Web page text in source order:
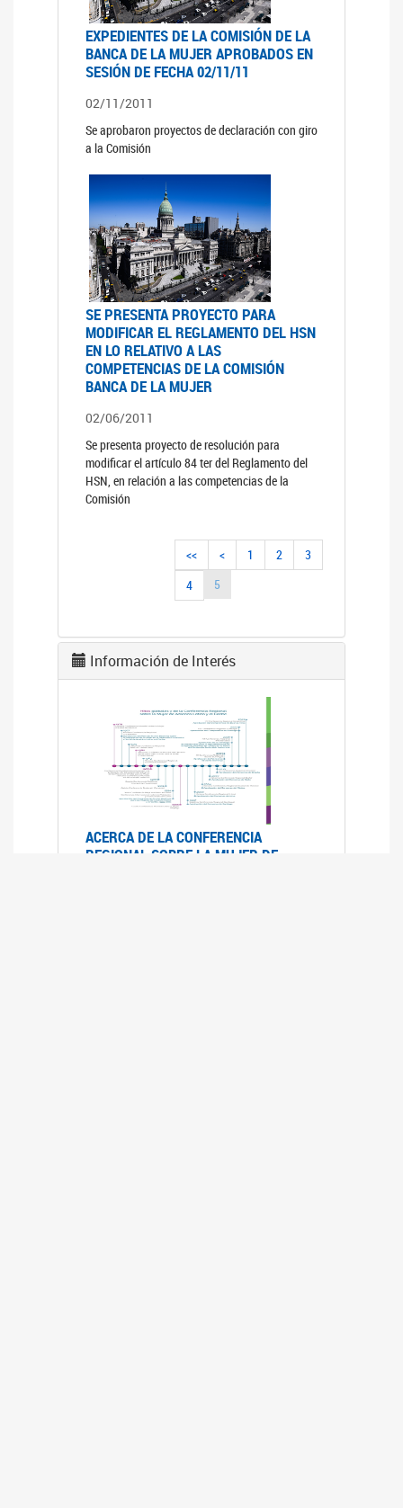
EXPEDIENTES DE LA COMISIÓN DE LA
BANCA DE LA MUJER APROBADOS EN
SESIÓN DE FECHA 02/11/11
02/11/2011
Se aprobaron proyectos de declaración con giro
a la Comisión
SE PRESENTA PROYECTO PARA
MODIFICAR EL REGLAMENTO DEL HSN
EN LO RELATIVO A LAS
COMPETENCIAS DE LA COMISIÓN
BANCA DE LA MUJER
02/06/2011
Se presenta proyecto de resolución para
modificar el artículo 84 ter del Reglamento del
HSN, en relación a las competencias de la
Comisión
<< < 1 2
3
4
5
Información de Interés
ACERCA DE LA CONFERENCIA
REGIONAL SOBRE LA MUJER DE